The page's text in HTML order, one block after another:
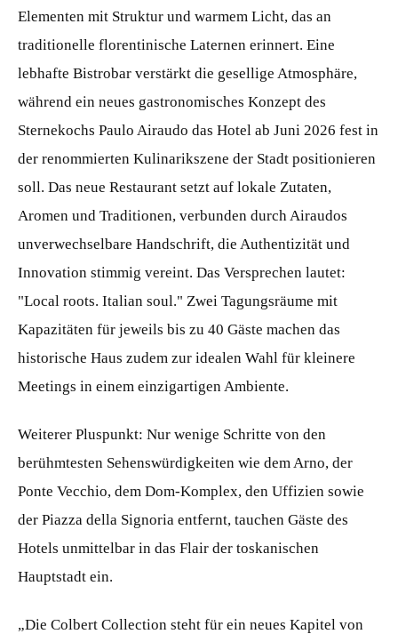
Elementen mit Struktur und warmem Licht, das an
traditionelle florentinische Laternen erinnert. Eine
lebhafte Bistrobar verstärkt die gesellige Atmosphäre,
während ein neues gastronomisches Konzept des
Sternekochs Paulo Airaudo das Hotel ab Juni 2026 fest in
der renommierten Kulinarikszene der Stadt positionieren
soll. Das neue Restaurant setzt auf lokale Zutaten,
Aromen und Traditionen, verbunden durch Airaudos
unverwechselbare Handschrift, die Authentizität und
Innovation stimmig vereint. Das Versprechen lautet:
"Local roots. Italian soul." Zwei Tagungsräume mit
Kapazitäten für jeweils bis zu 40 Gäste machen das
historische Haus zudem zur idealen Wahl für kleinere
Meetings in einem einzigartigen Ambiente.
Weiterer Pluspunkt: Nur wenige Schritte von den
berühmtesten Sehenswürdigkeiten wie dem Arno, der
Ponte Vecchio, dem Dom-Komplex, den Uffizien sowie
der Piazza della Signoria entfernt, tauchen Gäste des
Hotels unmittelbar in das Flair der toskanischen
Hauptstadt ein.
„Die Colbert Collection steht für ein neues Kapitel von